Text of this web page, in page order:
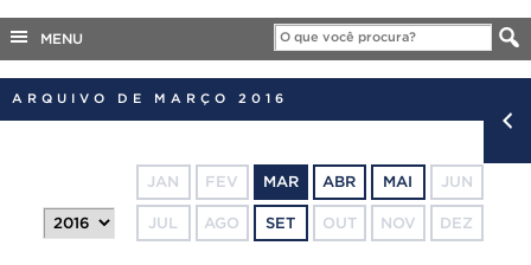
Legislação
Canais
COBALTO
CONCURSOS
PORTARIAS
MENU
ARQUIVO DE MARÇO 2016
JAN FEV MAR ABR MAI JUN
JUL AGO SET OUT NOV DEZ